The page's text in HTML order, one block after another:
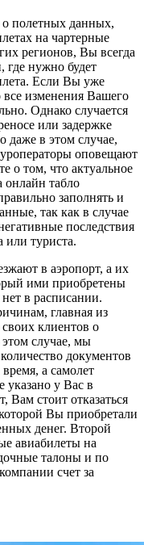
полетных данных,
на чартерные
регионов, Вы всегда
где нужно будет
Если Вы уже
все изменения Вашего
Однако случается
или задержке
даже в этом случае,
оповещают
о том, что актуальное
онлайн табло
заполнять и
так как в случае
последствия
или туриста.
в аэропорт, а их
ими приобретены
в расписании.
главная из
клиентов о
случае, мы
документов
а самолет
указано у Вас в
Вам стоит отказаться
Вы приобретали
денег. Второй
авиабилеты на
талоны и по
счет за